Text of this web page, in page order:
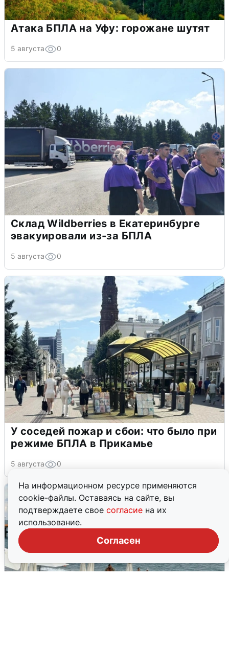
На информационном ресурсе применяются
cookie-файлы. Оставаясь на сайте, вы
подтверждаете свое согласие на их
использование.
Согласен
Атака БПЛА на Уфу: горожане шутят
5 августа 0
Склад Wildberries в Екатеринбурге
эвакуировали из-за БПЛА
5 августа 0
У соседей пожар и сбои: что было при
режиме БПЛА в Прикамье
5 августа 0